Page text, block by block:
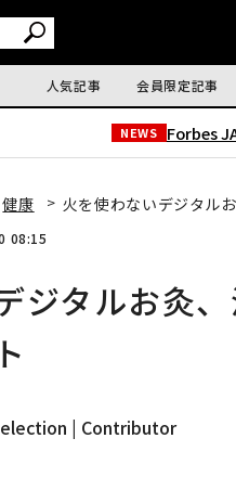
人気記事 会員限定記事
NEWS Forbes
健康 火を使わないデジタル
08:15
ジタルお灸
| Contributor